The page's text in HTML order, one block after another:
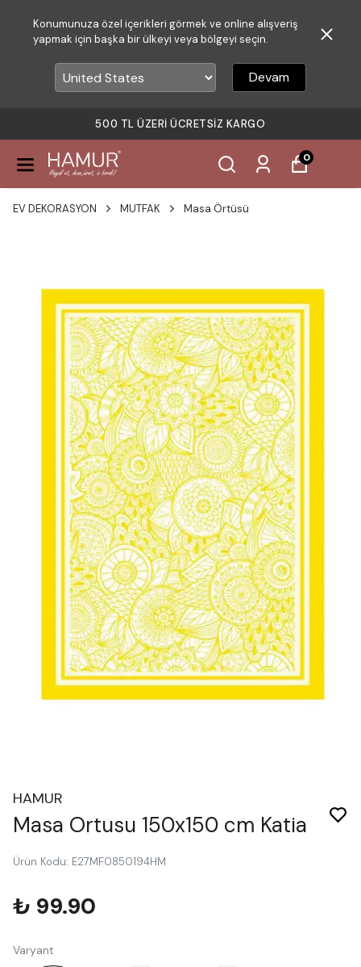
Konumunuza özel içerikleri görmek ve online alışveriş
yapmak için başka bir ülkeyi veya bölgeyi seçin.
Devam
500 TL ÜZERI ÜCRETSIZ KARGO
0
EV DEKORASYON MUTFAK Masa Örtüsü
HAMUR
Masa Ortusu 150x150 cm Katia
Ürün Kodu: E27MF0850194HM
₺ 99.90
Varyant